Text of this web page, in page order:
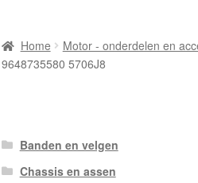
Mijn accountOver ons
Home Motor - onderdelen en
9648735580 5706J8
Banden en velgen
Chassis en assen